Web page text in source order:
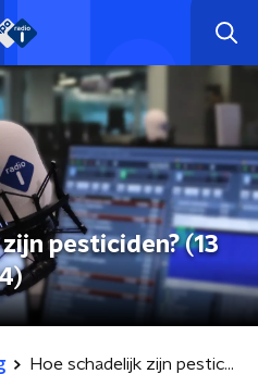
pesticiden? (13
Hoe schadelijk zijn pesticiden? (13 december 2024)